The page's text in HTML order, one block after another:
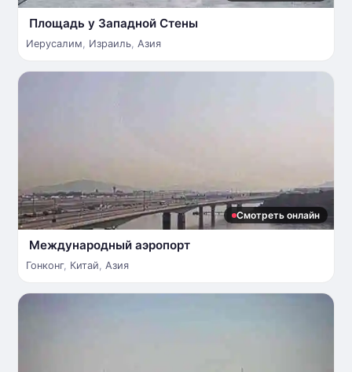
Площадь у Западной Стены
Иерусалим, Израиль, Азия
Смотреть онлайн
Международный аэропорт
Гонконг, Китай, Азия